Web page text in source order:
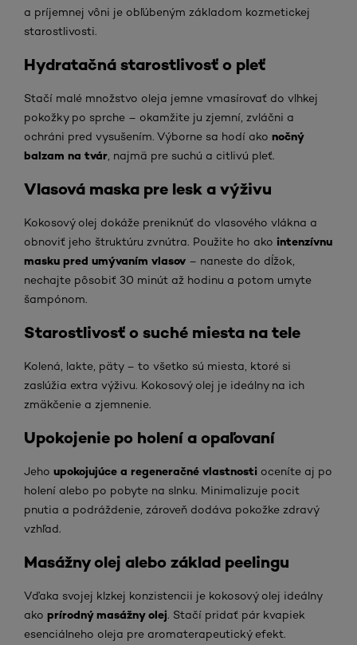
a príjemnej vôni je obľúbeným základom kozmetickej
starostlivosti.
Hydratačná starostlivosť o pleť
Stačí malé množstvo oleja jemne vmasírovať do vlhkej
pokožky po sprche – okamžite ju zjemní, zvláčni a
ochráni pred vysušením. Výborne sa hodí ako nočný
balzam na tvár , najmä pre suchú a citlivú pleť.
Vlasová maska pre lesk a výživu
Kokosový olej dokáže preniknúť do vlasového vlákna a
obnoviť jeho štruktúru zvnútra. Použite ho ako intenzívnu
masku pred umývaním vlasov – naneste do dĺžok,
nechajte pôsobiť 30 minút až hodinu a potom umyte
šampónom.
Starostlivosť o suché miesta na tele
Kolená, lakte, päty – to všetko sú miesta, ktoré si
zaslúžia extra výživu. Kokosový olej je ideálny na ich
zmäkčenie a zjemnenie.
Upokojenie po holení a opaľovaní
Jeho upokojujúce a regeneračné vlastnosti oceníte aj po
holení alebo po pobyte na slnku. Minimalizuje pocit
pnutia a podráždenie, zároveň dodáva pokožke zdravý
vzhľad.
Masážny olej alebo základ peelingu
Vďaka svojej klzkej konzistencii je kokosový olej ideálny
ako prírodný masážny olej. Stačí pridať pár kvapiek
esenciálneho oleja pre aromaterapeutický efekt.